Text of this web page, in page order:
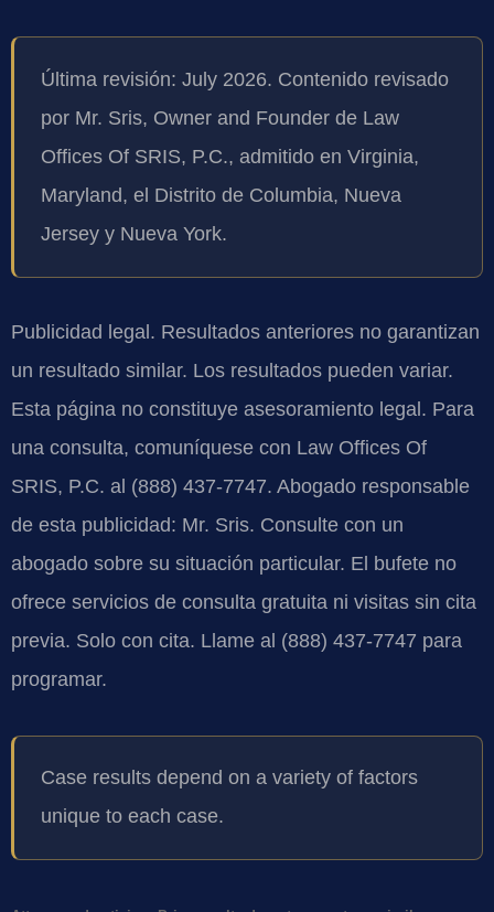
Última revisión: July 2026. Contenido revisado
por Mr. Sris, Owner and Founder de Law
Offices Of SRIS, P.C., admitido en Virginia,
Maryland, el Distrito de Columbia, Nueva
Jersey y Nueva York.
Publicidad legal. Resultados anteriores no garantizan
un resultado similar. Los resultados pueden variar.
Esta página no constituye asesoramiento legal. Para
una consulta, comuníquese con Law Offices Of
SRIS, P.C. al (888) 437-7747. Abogado responsable
de esta publicidad: Mr. Sris. Consulte con un
abogado sobre su situación particular. El bufete no
ofrece servicios de consulta gratuita ni visitas sin cita
previa. Solo con cita. Llame al (888) 437-7747 para
programar.
Case results depend on a variety of factors
unique to each case.